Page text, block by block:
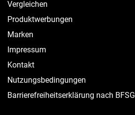
Vergleichen
Produktwerbungen
Marken
Impressum
Kontakt
Nutzungsbedingungen
Barrierefreiheitserklärung nach BFSG